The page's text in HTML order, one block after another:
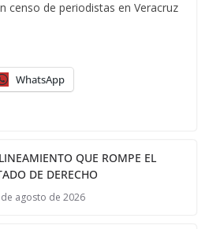
censo de periodistas en Veracruz
WhatsApp
QUE ROMPE EL
DE DERECHO
agosto de 2026